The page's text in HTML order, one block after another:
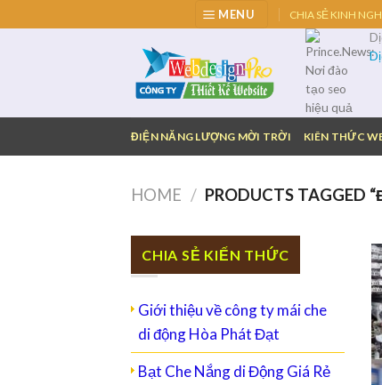
to
MENU CHIA SẺ KINH
ĐIỆN NĂNG LƯỢNG MỜI TRỜI KIÊN THỨC
HOME / PRODUCTS TAGGED
CHIA SẺ KIẾN THỨC
Giới thiệu về công ty mái che
di động Hòa Phát Đạt
Bạt Che Nắng di Động Giá Rẻ